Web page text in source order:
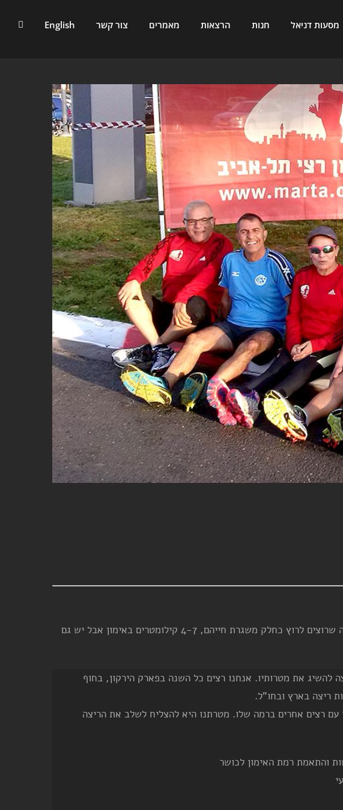
מסעות דניאל חנות הרצאות מאמרים צור קשר English
מועדון רצי תל אביב (מרת"א) הוא מועדון ריצה עם מספר קבוצות ריצה ברמות שונות. ישנן קבוצות לכאלה שרוצים לרוץ כחלק משגרת חייהם, 4-7 קילומטרים באימון אבל יש גם
להשיג את מטרותיו. אנחנו רצים כל השנה בפארק הירקון, בחוף
ריצה בארץ ובחו"ל.
עם רצים אחרים ברמה שלו. מטרתנו היא להצליח לשלב את הריצה
והתאמת רמת האימון לכושר